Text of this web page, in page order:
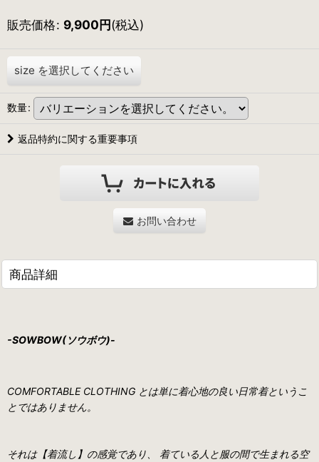
販売価格: 9,900円(税込)
size を選択してください
数量:
返品特約に関する重要事項
お問い合わせ
商品詳細
-SOWBOW(ソウボウ)-
COMFORTABLE CLOTHING とは単に着心地の良い日常着というこ
とではありません。
それは【着流し】の感覚であり、 着ている人と服の間で生まれる空